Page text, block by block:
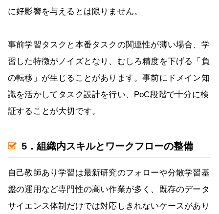
に好影響を与えるとは限りません。
事前学習タスクと本番タスクの関連性が薄い場合、学
習した特徴がノイズとなり、むしろ精度を下げる「負
の転移」が生じることがあります。事前にドメイン知
識を活かしてタスク設計を行い、PoC段階で十分に検
証することが大切です。
5．組織内スキルとワークフローの整備
自己教師あり学習は最新研究のフォローや分散学習基
盤の運用など専門性の高い作業が多く、既存のデータ
サイエンス体制だけでは対応しきれないケースがあり